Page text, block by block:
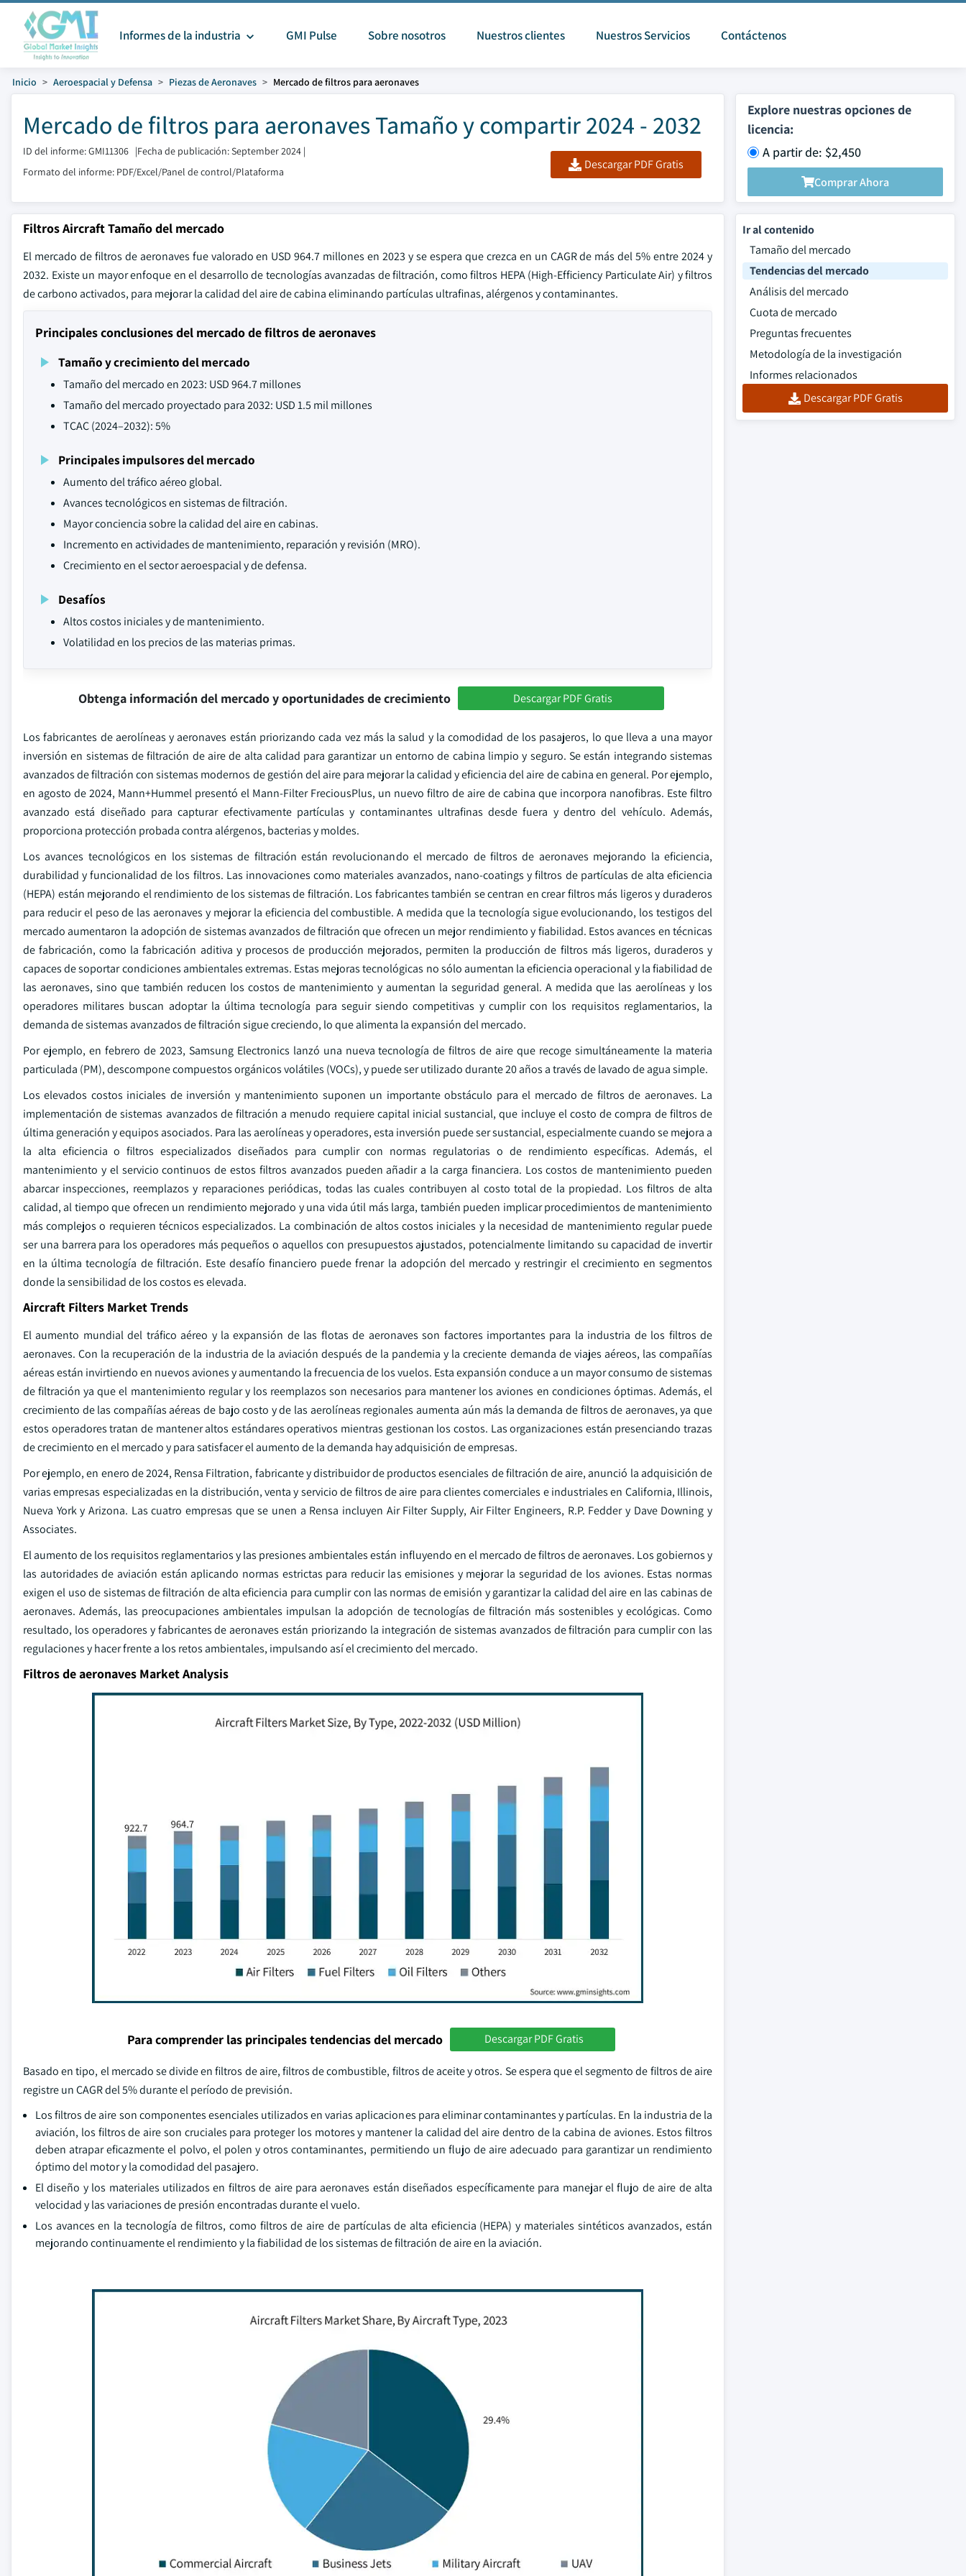
Informes de la industria GMI Pulse Sobre nosotros Nuestros clientes Nuestros Servicios Contáctenos
Inicio Aeroespacial y Defensa Piezas de Aeronaves Mercado de filtros para aeronaves
Mercado de filtros para aeronaves Tamaño y compartir 2024 - 2032
ID del informe: GMI11306 |Fecha de publicación: September 2024 |
Formato del informe: PDF/Excel/Panel de control/Plataforma
Descargar PDF Gratis
Explore nuestras opciones de
licencia:
A partir de: $2,450
Comprar Ahora
Filtros Aircraft Tamaño del mercado
El mercado de filtros de aeronaves fue valorado en USD 964.7 millones en 2023 y se espera que crezca en un CAGR de más del 5% entre 2024 y
2032. Existe un mayor enfoque en el desarrollo de tecnologías avanzadas de filtración, como filtros HEPA (High-Efficiency Particulate Air) y filtros
de carbono activados, para mejorar la calidad del aire de cabina eliminando partículas ultrafinas, alérgenos y contaminantes.
Principales conclusiones del mercado de filtros de aeronaves
Tamaño y crecimiento del mercado
Tamaño del mercado en 2023: USD 964.7 millones
Tamaño del mercado proyectado para 2032: USD 1.5 mil millones
TCAC (2024–2032): 5%
Principales impulsores del mercado
Aumento del tráfico aéreo global.
Avances tecnológicos en sistemas de filtración.
Mayor conciencia sobre la calidad del aire en cabinas.
Incremento en actividades de mantenimiento, reparación y revisión (MRO).
Crecimiento en el sector aeroespacial y de defensa.
Desafíos
Altos costos iniciales y de mantenimiento.
Volatilidad en los precios de las materias primas.
Obtenga información del mercado y oportunidades de crecimiento Descargar PDF Gratis
Los fabricantes de aerolíneas y aeronaves están priorizando cada vez más la salud y la comodidad de los pasajeros, lo que lleva a una mayor
inversión en sistemas de filtración de aire de alta calidad para garantizar un entorno de cabina limpio y seguro. Se están integrando sistemas
avanzados de filtración con sistemas modernos de gestión del aire para mejorar la calidad y eficiencia del aire de cabina en general. Por ejemplo,
en agosto de 2024, Mann+Hummel presentó el Mann-Filter FreciousPlus, un nuevo filtro de aire de cabina que incorpora nanofibras. Este filtro
avanzado está diseñado para capturar efectivamente partículas y contaminantes ultrafinas desde fuera y dentro del vehículo. Además,
proporciona protección probada contra alérgenos, bacterias y moldes.
Los avances tecnológicos en los sistemas de filtración están revolucionando el mercado de filtros de aeronaves mejorando la eficiencia,
durabilidad y funcionalidad de los filtros. Las innovaciones como materiales avanzados, nano-coatings y filtros de partículas de alta eficiencia
(HEPA) están mejorando el rendimiento de los sistemas de filtración. Los fabricantes también se centran en crear filtros más ligeros y duraderos
para reducir el peso de las aeronaves y mejorar la eficiencia del combustible. A medida que la tecnología sigue evolucionando, los testigos del
mercado aumentaron la adopción de sistemas avanzados de filtración que ofrecen un mejor rendimiento y fiabilidad. Estos avances en técnicas
de fabricación, como la fabricación aditiva y procesos de producción mejorados, permiten la producción de filtros más ligeros, duraderos y
capaces de soportar condiciones ambientales extremas. Estas mejoras tecnológicas no sólo aumentan la eficiencia operacional y la fiabilidad de
las aeronaves, sino que también reducen los costos de mantenimiento y aumentan la seguridad general. A medida que las aerolíneas y los
operadores militares buscan adoptar la última tecnología para seguir siendo competitivas y cumplir con los requisitos reglamentarios, la
demanda de sistemas avanzados de filtración sigue creciendo, lo que alimenta la expansión del mercado.
Por ejemplo, en febrero de 2023, Samsung Electronics lanzó una nueva tecnología de filtros de aire que recoge simultáneamente la materia
particulada (PM), descompone compuestos orgánicos volátiles (VOCs), y puede ser utilizado durante 20 años a través de lavado de agua simple.
Los elevados costos iniciales de inversión y mantenimiento suponen un importante obstáculo para el mercado de filtros de aeronaves. La
implementación de sistemas avanzados de filtración a menudo requiere capital inicial sustancial, que incluye el costo de compra de filtros de
última generación y equipos asociados. Para las aerolíneas y operadores, esta inversión puede ser sustancial, especialmente cuando se mejora a
la alta eficiencia o filtros especializados diseñados para cumplir con normas regulatorias o de rendimiento específicas. Además, el
mantenimiento y el servicio continuos de estos filtros avanzados pueden añadir a la carga financiera. Los costos de mantenimiento pueden
abarcar inspecciones, reemplazos y reparaciones periódicas, todas las cuales contribuyen al costo total de la propiedad. Los filtros de alta
calidad, al tiempo que ofrecen un rendimiento mejorado y una vida útil más larga, también pueden implicar procedimientos de mantenimiento
más complejos o requieren técnicos especializados. La combinación de altos costos iniciales y la necesidad de mantenimiento regular puede
ser una barrera para los operadores más pequeños o aquellos con presupuestos ajustados, potencialmente limitando su capacidad de invertir
en la última tecnología de filtración. Este desafío financiero puede frenar la adopción del mercado y restringir el crecimiento en segmentos
donde la sensibilidad de los costos es elevada.
Aircraft Filters Market Trends
El aumento mundial del tráfico aéreo y la expansión de las flotas de aeronaves son factores importantes para la industria de los filtros de
aeronaves. Con la recuperación de la industria de la aviación después de la pandemia y la creciente demanda de viajes aéreos, las compañías
aéreas están invirtiendo en nuevos aviones y aumentando la frecuencia de los vuelos. Esta expansión conduce a un mayor consumo de sistemas
de filtración ya que el mantenimiento regular y los reemplazos son necesarios para mantener los aviones en condiciones óptimas. Además, el
crecimiento de las compañías aéreas de bajo costo y de las aerolíneas regionales aumenta aún más la demanda de filtros de aeronaves, ya que
estos operadores tratan de mantener altos estándares operativos mientras gestionan los costos. Las organizaciones están presenciando trazas
de crecimiento en el mercado y para satisfacer el aumento de la demanda hay adquisición de empresas.
Por ejemplo, en enero de 2024, Rensa Filtration, fabricante y distribuidor de productos esenciales de filtración de aire, anunció la adquisición de
varias empresas especializadas en la distribución, venta y servicio de filtros de aire para clientes comerciales e industriales en California, Illinois,
Nueva York y Arizona. Las cuatro empresas que se unen a Rensa incluyen Air Filter Supply, Air Filter Engineers, R.P. Fedder y Dave Downing y
Associates.
El aumento de los requisitos reglamentarios y las presiones ambientales están influyendo en el mercado de filtros de aeronaves. Los gobiernos y
las autoridades de aviación están aplicando normas estrictas para reducir las emisiones y mejorar la seguridad de los aviones. Estas normas
exigen el uso de sistemas de filtración de alta eficiencia para cumplir con las normas de emisión y garantizar la calidad del aire en las cabinas de
aeronaves. Además, las preocupaciones ambientales impulsan la adopción de tecnologías de filtración más sostenibles y ecológicas. Como
resultado, los operadores y fabricantes de aeronaves están priorizando la integración de sistemas avanzados de filtración para cumplir con las
regulaciones y hacer frente a los retos ambientales, impulsando así el crecimiento del mercado.
Filtros de aeronaves Market Analysis
Para comprender las principales tendencias del mercado Descargar PDF Gratis
Basado en tipo, el mercado se divide en filtros de aire, filtros de combustible, filtros de aceite y otros. Se espera que el segmento de filtros de aire
registre un CAGR del 5% durante el período de previsión.
Los filtros de aire son componentes esenciales utilizados en varias aplicaciones para eliminar contaminantes y partículas. En la industria de la
aviación, los filtros de aire son cruciales para proteger los motores y mantener la calidad del aire dentro de la cabina de aviones. Estos filtros
deben atrapar eficazmente el polvo, el polen y otros contaminantes, permitiendo un flujo de aire adecuado para garantizar un rendimiento
óptimo del motor y la comodidad del pasajero.
El diseño y los materiales utilizados en filtros de aire para aeronaves están diseñados específicamente para manejar el flujo de aire de alta
velocidad y las variaciones de presión encontradas durante el vuelo.
Los avances en la tecnología de filtros, como filtros de aire de partículas de alta eficiencia (HEPA) y materiales sintéticos avanzados, están
mejorando continuamente el rendimiento y la fiabilidad de los sistemas de filtración de aire en la aviación.
Ir al contenido
Tamaño del mercado
Tendencias del mercado
Análisis del mercado
Cuota de mercado
Preguntas frecuentes
Metodología de la investigación
Informes relacionados
Descargar PDF Gratis